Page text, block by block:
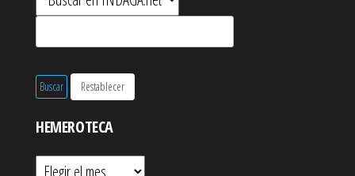
HEMEROTECA
Hemeroteca